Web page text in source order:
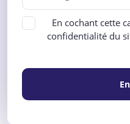
En cochant cette
confidentialité du